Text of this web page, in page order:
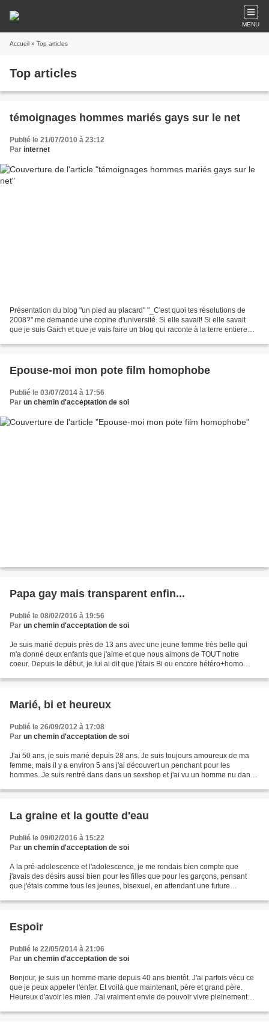
MENU
Accueil » Top articles
Top articles
témoignages hommes mariés gays sur le net
Publié le 21/07/2010 à 23:12
Par internet
Présentation du blog "un pied au placard" "_C'est quoi tes résolutions de
2008?" me demande une copine d'université. Si elle savait! Si elle savait
que je suis Gaich et que je vais faire un blog qui raconte à la terre entiere
Epouse-moi mon pote film homophobe
Publié le 03/07/2014 à 17:56
Par un chemin d'acceptation de soi
Papa gay mais transparent enfin...
Publié le 08/02/2016 à 19:56
Par un chemin d'acceptation de soi
Je suis marié depuis près de 13 ans avec une jeune femme très belle qui
m'a donné deux enfants que j'aime et que nous aimons de TOUT notre
coeur. Depuis le début, je lui ai dit que j'étais Bi ou encore hétéro+homo
Marié, bi et heureux
Publié le 26/09/2012 à 17:08
Par un chemin d'acceptation de soi
J'ai 50 ans, je suis marié depuis 28 ans. Je suis toujours amoureux de ma
femme, mais il y a environ 5 ans j'ai découvert un penchant pour les
hommes. Je suis rentré dans dans un sexshop et j'ai vu un homme nu dans
La graine et la goutte d'eau
Publié le 09/02/2016 à 15:22
Par un chemin d'acceptation de soi
A la pré-adolescence et l'adolescence, je me rendais bien compte que
j'avais des désirs aussi bien pour les filles que pour les garçons, pensant
que j'étais comme tous les jeunes, bisexuel, en attendant une future
Espoir
Publié le 22/05/2014 à 21:06
Par un chemin d'acceptation de soi
Bonjour, je suis un homme marie depuis 40 ans bientôt. J'ai parfois vécu ce
que je peux appeler l'enfer. Et voilà que maintenant, père et grand père.
Heureux d'avoir les mien. J'ai vraiment envie de pouvoir vivre pleinement